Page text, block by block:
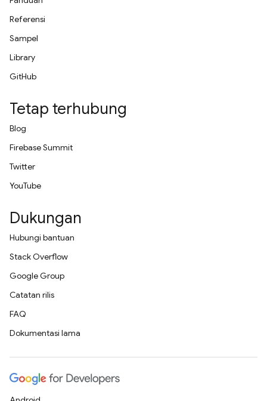
Referensi
Sampel
Library
GitHub
Tetap terhubung
Blog
Firebase Summit
Twitter
YouTube
Dukungan
Hubungi bantuan
Stack Overflow
Google Group
Catatan rilis
FAQ
Dokumentasi lama